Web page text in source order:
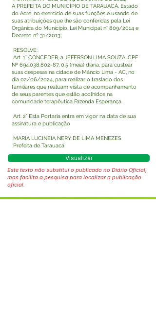
A PREFEITA DO MUNICÍPIO DE TARAUACÁ, Estado
do Acre, no exercício de suas funções e usando de
suas atribuições que lhe são conferidas pela Lei
Orgânica do Município, Lei Municipal n° 809/2014 e
Decreto nº 31/2013;
RESOLVE:
Art. 1° CONCEDER, a JEFERSON LIMA SOUZA, CPF
Nº 694.038.802-87, 0,5 (meia) diária, para custear
suas despesas na cidade de Mâncio Lima - AC, no
dia 02/06/2024, para realizar o traslado dos
familiares que realizam visita de acompanhamento
de seus parentes que estão acolhidos na
comunidade terapêutica Fazenda Esperança.
Art. 2° Esta Portaria entra em vigor na data de sua
assinatura e publicação
MARIA LUCINEIA NERY DE LIMA MENEZES
Prefeita de Tarauacá
Visualizar
Este texto não substitui o publicado no Diário Oficial,
mas facilita a pesquisa para localizar a publicação
oficial.